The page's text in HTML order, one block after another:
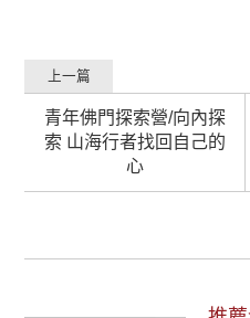
青年佛門探索營/向內探
索 山海行者找回自己的
心
上一篇